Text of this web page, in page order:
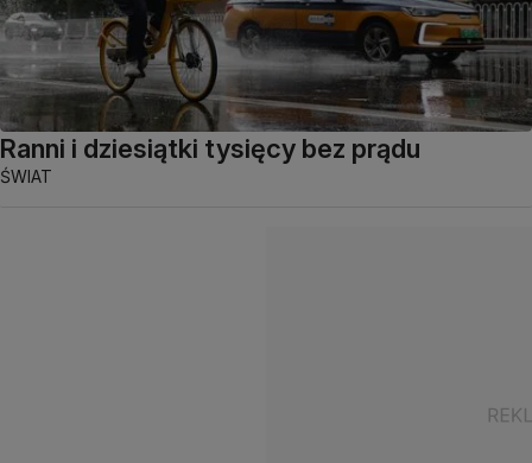
Ranni i dziesiątki tysięcy bez prądu
ŚWIAT